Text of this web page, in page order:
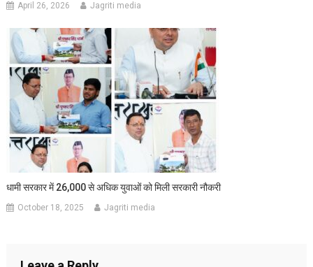
April 26, 2026 Jagriti media
धामी सरकार में 26,000 से अधिक युवाओं को मिली सरकारी नौकरी
October 18, 2025 Jagriti media